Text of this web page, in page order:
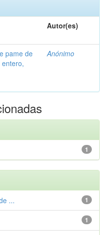
Autor(es)
pame de
Anónimo
1
1
...
1